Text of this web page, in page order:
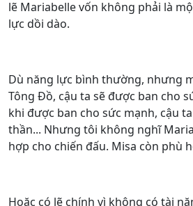
lẽ Mariabelle vốn không phải là
lực dồi dào.
Dù năng lực bình thường, nhưng
Tông Đồ, cậu ta sẽ được ban cho
khi được ban cho sức mạnh, cậu
thần... Nhưng tôi không nghĩ
hợp cho chiến đấu. Misa còn phù
Hoặc có lẽ chính vì không có tài